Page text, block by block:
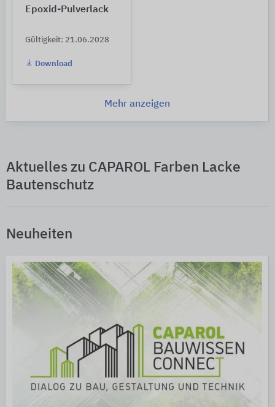
Epoxid-Pulverlack
Gültigkeit: 21.06.2028
Download
Mehr anzeigen
Aktuelles zu CAPAROL Farben Lacke
Bautenschutz
Neuheiten